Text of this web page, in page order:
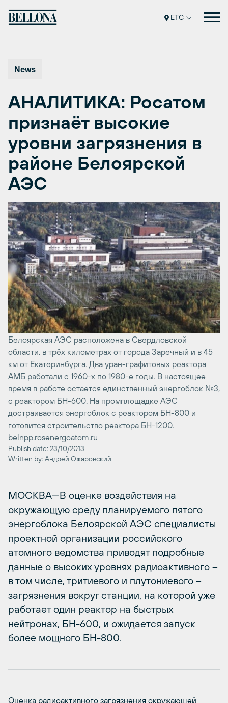
ETC
News
АНАЛИТИКА: Росатом
признаёт высокие
уровни загрязнения в
районе Белоярской
АЭС
Белоярская АЭС расположена в Свердловской
области, в трёх километрах от города Заречный и в 45
км от Екатеринбурга. Два уран-графитовых реактора
АМБ работали с 1960-х по 1980-е годы. В настоящее
время в работе остается единственный энергоблок №3,
с реактором БН-600. На промплощадке АЭС
достраивается энергоблок с реактором БН-800 и
готовится строительство реактора БН-1200.
belnpp.rosenergoatom.ru
Publish date: 23/10/2013
Written by: Андрей Ожаровский
МОСКВА—В оценке воздействия на
окружающую среду планируемого пятого
энергоблока Белоярской АЭС специалисты
проектной организации российского
атомного ведомства приводят подробные
данные о высоких уровнях радиоактивного –
в том числе, тритиевого и плутониевого –
загрязнения вокруг станции, на которой уже
работает один реактор на быстрых
нейтронах, БН-600, и ожидается запуск
более мощного БН-800.
Оценка радиоактивного загрязнения окружающей